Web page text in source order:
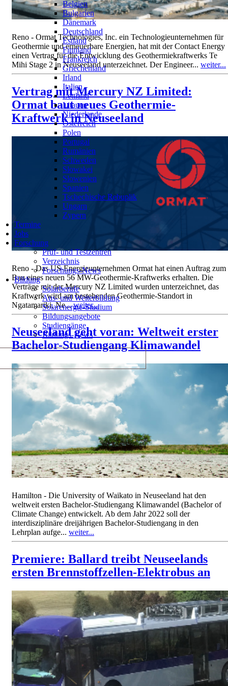
Belgien
Bulgarien
Dänemark
Deutschland
Estland
Finnland
Frankreich
Griechenland
Irland
Italien
Lettland
Litauen
Niederlande
Österreich
Polen
Portugal
Rumänien
Schweden
Slowakei
Slowenien
Spanien
Tschechische Rebuplik
Ungarn
Zypern
Termine
Jobs
Forschung
Prüf- und Testzentren
Verzeichnis
Forschungs-News
Bildung
Solarberufe
Aus- und Weiterbildung
Solarenergie-Studium
Bildungsangebote
Studiengänge
Bildungs-News
Reno - Ormat Technologies, Inc. ein Technologieunternehmen für
Geothermie und erneuerbare Energien, hat mit der Contact Energy
einen Vertrag für die Entwicklung des Geothermiekraftwerks Te
Mihi Stage 2 in Neuseeland unterzeichnet. Der Engineer... weiter...
Vertrag mit Mercury NZ Limited:
Ormat baut neues Geothermie-
Kraftwerk in Neuseeland
Reno - Das US-Energieunternehmen Ormat hat einen Auftrag zum
Bau eines neuen 56 MW-Geothermie-Kraftwerks erhalten. Die
Verträge mit der Mercury NZ Limited wurden unterzeichnet, das
Kraftwerk wird am bestehenden Geothermie-Standort in
Ngatamariki, Ne...weiter...
Neuseeland geht voran: Weltweit erster
Bachelor-Studiengang Klimawandel
Hamilton - Die University of Waikato in Neuseeland hat den
weltweit ersten Bachelor-Studiengang Klimawandel (Bachelor of
Climate Change) entwickelt. Ab dem Jahr 2022 soll der
interdisziplinäre dreijährigen Bachelor-Studiengang in den
Lehrplan aufge... weiter...
Premiere: Ballard treibt Neuseelands
ersten Brennstoffzellen-Elektrobus an